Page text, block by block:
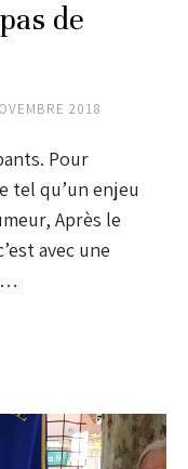
de
2018
Pour
tel qu’un enjeu
Après le
avec une